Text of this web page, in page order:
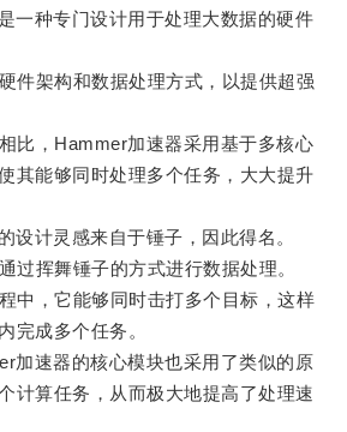
种专门设计用于处理大数据的硬件
架构和数据处理方式，以提供超强
，Hammer加速器采用基于多核心
其能够同时处理多个任务，大大提升
计灵感来自于锤子，因此得名。
挥舞锤子的方式进行数据处理。
，它能够同时击打多个目标，这样
完成多个任务。
速器的核心模块也采用了类似的原
计算任务，从而极大地提高了处理速